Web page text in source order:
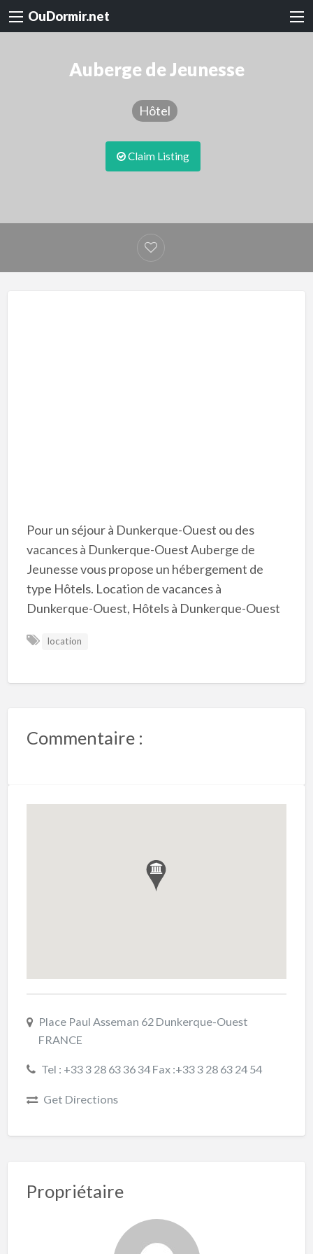
OuDormir.net
Auberge de Jeunesse
Hôtel
Claim Listing
Pour un séjour à Dunkerque-Ouest ou des
vacances à Dunkerque-Ouest Auberge de
Jeunesse vous propose un hébergement de
type Hôtels. Location de vacances à
Dunkerque-Ouest, Hôtels à Dunkerque-Ouest
location
Commentaire :
Place Paul Asseman 62 Dunkerque-Ouest
FRANCE
Tel : +33 3 28 63 36 34 Fax :+33 3 28 63 24 54
Get Directions
Propriétaire